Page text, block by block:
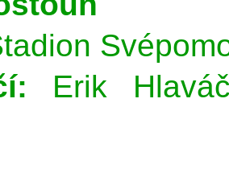
Erik